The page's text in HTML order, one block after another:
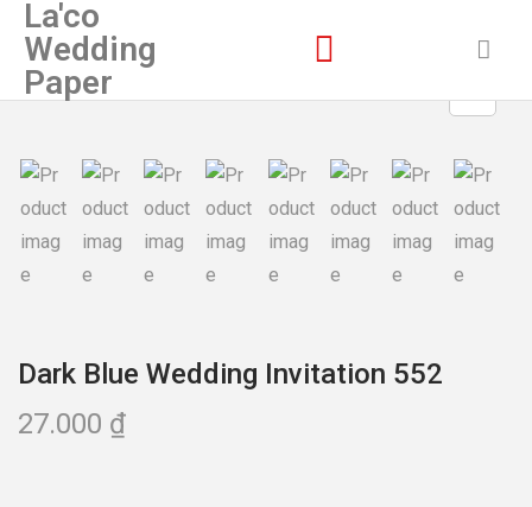
La'co
Wedding
Paper
Dark Blue Wedding Invitation 552
27.000 ₫